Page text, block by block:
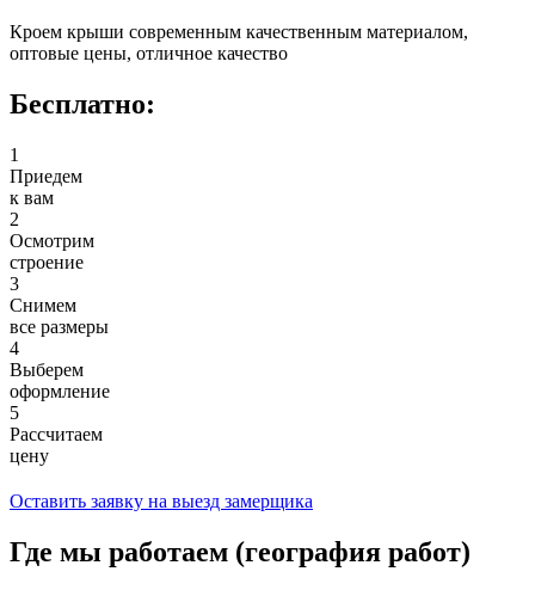
Кроем крыши современным качественным материалом,
оптовые цены, отличное качество
Бесплатно:
1
Приедем
к вам
2
Осмотрим
строение
3
Снимем
все размеры
4
Выберем
оформление
5
Рассчитаем
цену
Оставить заявку на выезд замерщика
Где мы работаем (география работ)